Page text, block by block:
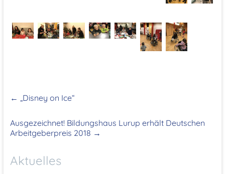
← „Disney on Ice“
Ausgezeichnet! Bildungshaus Lurup erhält Deutschen
Arbeitgeberpreis 2018 →
Aktuelles